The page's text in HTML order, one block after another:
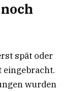
spät oder
wurden